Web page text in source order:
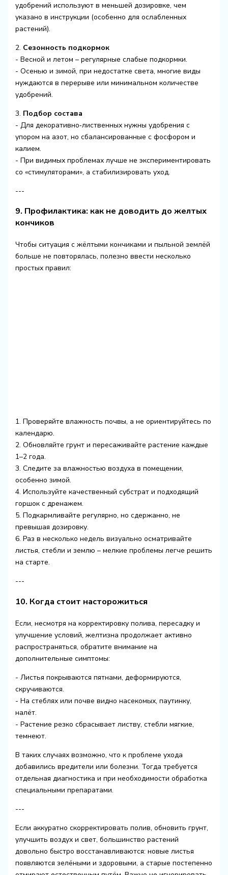
удобрений используют в меньшей дозировке, чем
указано в инструкции (особенно для ослабленных
растений).
2. Сезонность подкормок
- Весной и летом – регулярные слабые подкормки.
- Осенью и зимой, при недостатке света, многие виды
нуждаются в перерыве или минимальном количестве
удобрений.
3. Подбор состава
- Для декоративно‑лиственных нужны удобрения с
упором на азот, но сбалансированные с фосфором и
калием.
- При видимых проблемах лучше не экспериментировать
со «стимуляторами», а стабилизировать уход.
---
9. Профилактика: как не доводить до желтых
кончиков
Чтобы ситуация с жёлтыми кончиками и пыльной землёй
больше не повторялась, полезно ввести несколько
простых правил:
1. Проверяйте влажность почвы, а не ориентируйтесь по
календарю.
2. Обновляйте грунт и пересаживайте растение каждые
1–2 года.
3. Следите за влажностью воздуха в помещении,
особенно зимой.
4. Используйте качественный субстрат и подходящий
горшок с дренажем.
5. Подкармливайте регулярно, но сдержанно, не
превышая дозировку.
6. Раз в несколько недель визуально осматривайте
листья, стебли и землю – мелкие проблемы легче решить
на старте.
---
10. Когда стоит насторожиться
Если, несмотря на корректировку полива, пересадку и
улучшение условий, желтизна продолжает активно
распространяться, обратите внимание на
дополнительные симптомы:
- Листья покрываются пятнами, деформируются,
скручиваются.
- На стеблях или почве видно насекомых, паутинку,
налёт.
- Растение резко сбрасывает листву, стебли мягкие,
темнеют.
В таких случаях возможно, что к проблеме ухода
добавились вредители или болезни. Тогда требуется
отдельная диагностика и при необходимости обработка
специальными препаратами.
---
Если аккуратно скорректировать полив, обновить грунт,
улучшить воздух и свет, большинство растений
довольно быстро восстанавливаются: новые листья
появляются зелёными и здоровыми, а старые постепенно